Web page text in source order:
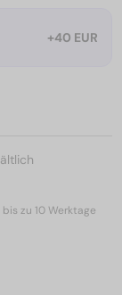
+40 EUR
zu 10 Werktage